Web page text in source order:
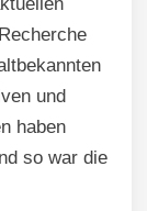
und
haben
so war die